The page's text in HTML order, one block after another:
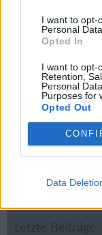
I want to opt-
Personal
Opted In
I want to opt-
Retention,
Personal
Purposes for
Opted Out
Data